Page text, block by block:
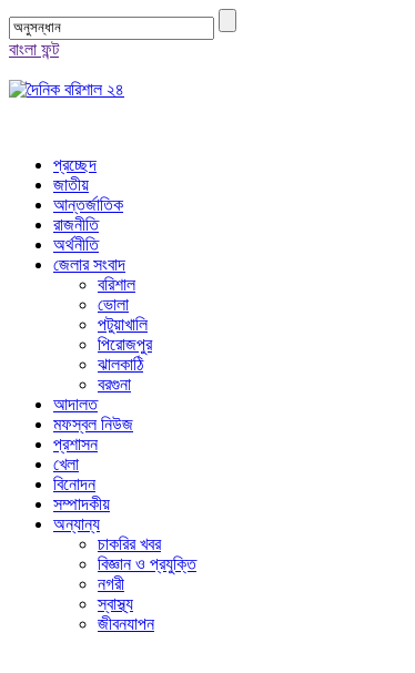
বাংলা ফন্ট
প্রচ্ছেদ
জাতীয়
আন্তর্জাতিক
রাজনীতি
অর্থনীতি
জেলার সংবাদ
বরিশাল
ভোলা
পটুয়াখালি
পিরোজপুর
ঝালকাঠি
বরগুনা
আদালত
মফস্বল নিউজ
প্রশাসন
খেলা
বিনোদন
সম্পাদকীয়
অন্যান্য
চাকরির খবর
বিজ্ঞান ও প্রযুক্তি
নগরী
স্বাস্থ্য
জীবনযাপন